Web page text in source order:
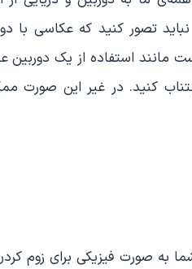
تصور کنید که عکاسی با
مانند استفاده از یک دوربین
کنید. در غیر این صورت
به صورت فیزیکی برای زوم